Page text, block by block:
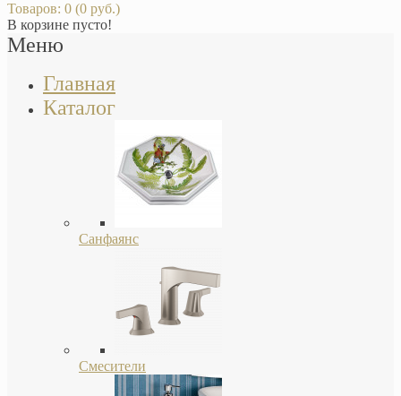
Товаров: 0 (0 руб.)
В корзине пусто!
Меню
Главная
Каталог
Санфаянс
Смесители